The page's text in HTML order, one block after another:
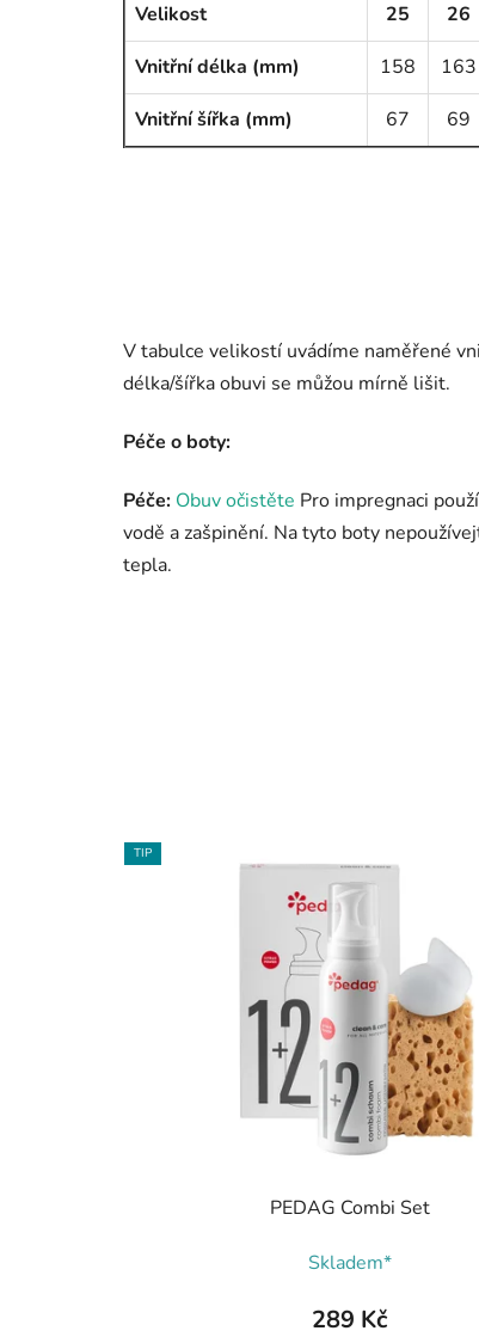
Velikost 25 26
Vnitřní délka (mm)
158 163
Vnitřní šířka (mm)
67 69
V tabulce velikostí uvádíme naměřené
délka/šířka obuvi se můžou mírně lišit.
Péče o boty:
Péče: Obuv očistěte Pro impregnaci
vodě a zašpinění. Na tyto boty
tepla.
TIP
PEDAG Combi Set
Skladem*
289 Kč